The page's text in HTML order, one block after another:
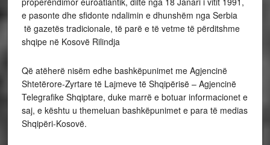
e pasonte dhe sfidonte ndalimin e dhunshëm nga Serbia
të gazetës tradicionale, të parë e të vetme të përditshme
shqipe në Kosovë Rilindja
Që atëherë nisëm edhe bashkëpunimet me Agjencinë
Shtetërore-Zyrtare të Lajmeve të Shqipërisë – Agjencinë
Telegrafike Shqiptare, duke marrë e botuar informacionet e
saj, e kështu u themeluan bashkëpunimet e para të medias
Shqipëri-Kosovë.